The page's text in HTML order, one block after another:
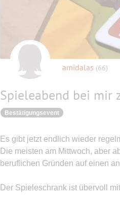
amidalas (66)
Spieleabend bei mir
Bestätigungsevent
Es gibt jetzt endlich wieder
Die meisten am Mittwoch, aber
beruflichen Gründen auf einen
Der Spieleschrank ist übervoll